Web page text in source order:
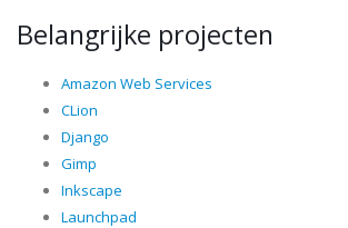
Belangrijke projecten
Amazon Web Services
CLion
Django
Gimp
Inkscape
Launchpad